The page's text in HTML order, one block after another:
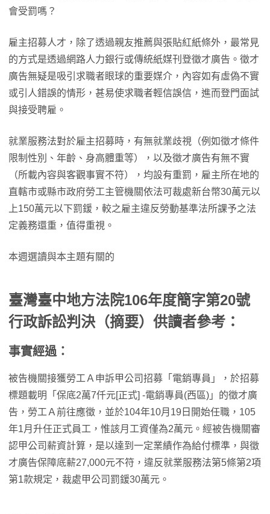
會受罰嗎？
雇主招募人才，除了透過親友推薦與張貼紅紙條外，最常見
的方式是透過網路人力銀行或傳統紙媒刊登徵才廣告。徵才
廣告無疑是吸引求職者眼球的重要媒介，內容如有虛偽不實
或引人錯誤的情形，甚易使求職者輕信誤信，進而登門面試
與接受聘雇。
就業服務法對於雇主招募時，有無就業歧視（例如徵才條件
限制性別、年齡、身高體重等），以及徵才廣告有無不實
（所載內容與客觀事實不符），均設有重罰，雇主所在地的
直轄市或縣市政府勞工主管機關依法可裁處新台幣30萬元以
上150萬元以下罰鍰，較之雇主違反勞動基準法所課予之法
定義務還重，值得重視。
本週選讀與本主題有關的
臺灣臺中地方法院106年度簡字第20號
行政訴訟判決（摘要）供讀者參考：
事實經過：
被告機關接獲勞工Ａ申訴甲公司招募「電銷專員」，於招募
標題載明「保底2萬7仟元[正式] -電銷專員(西區)」的徵才廣
告，勞工Ａ前往應徵，並於104年10月19日開始任職，105
年1月升任正式員工，惟該月工資僅為2萬元。經被告機關審
認甲公司薪資計算，是以達到一定業績作為給付標準，與徵
才廣告保障底薪27,000元不符，違反就業服務法第5條第2項
第1款規定，裁處甲公司罰鍰30萬元。